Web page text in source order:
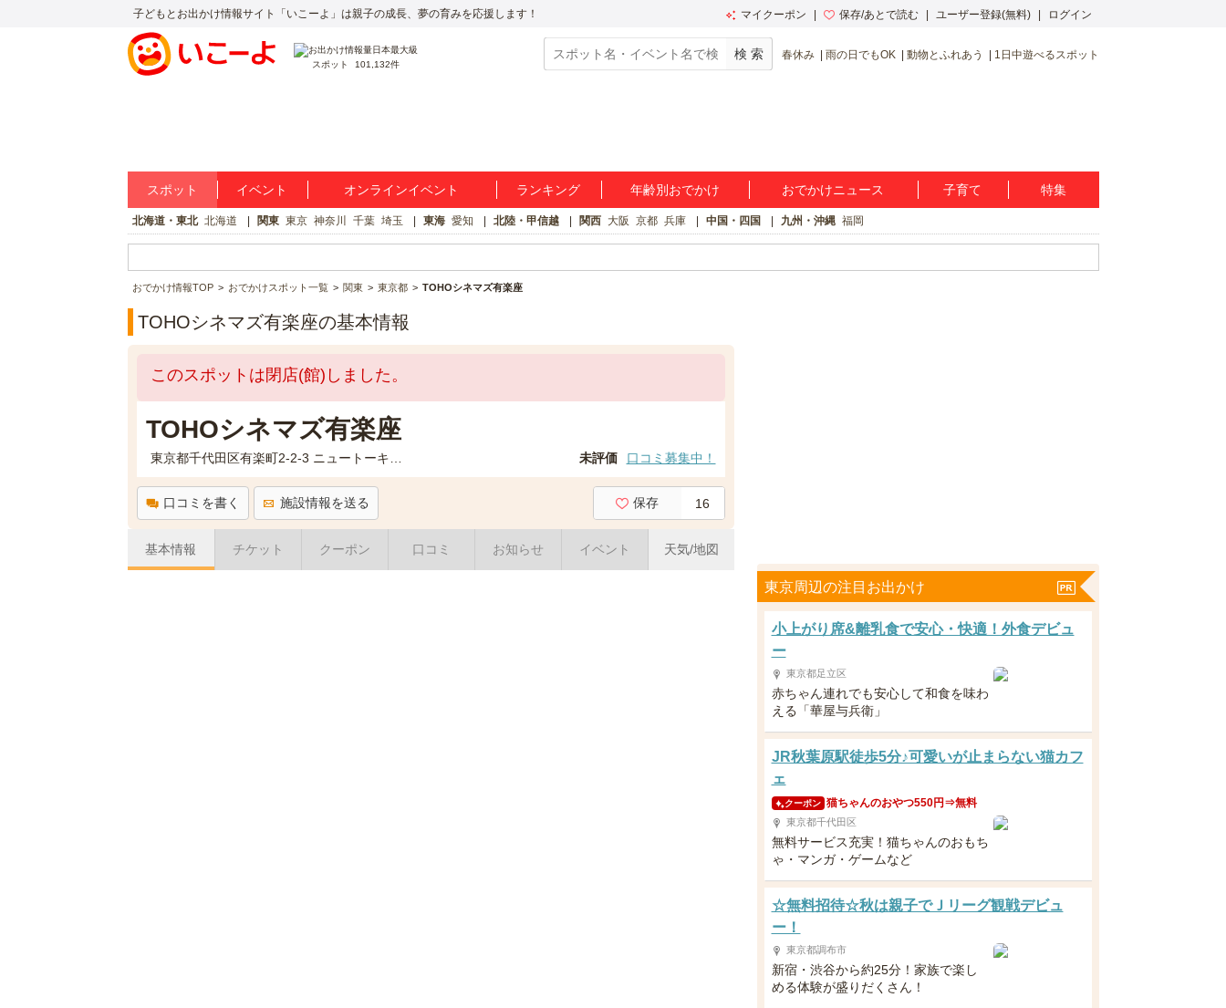
子どもとお出かけ情報サイト「いこーよ」は親子の成長、夢の育みを応援します！ マイクーポン 保存/あとで読む ユーザー登録(無料) ログイン
スポット 101,132件
春休み 雨の日でもOK 動物とふれあう 1日中遊べるスポット
スポット イベント オンラインイベント ランキング 年齢別おでかけ おでかけニュース 子育て 特集
北海道・東北 北海道 関東 東京 神奈川 千葉 埼玉 東海 愛知 北陸・甲信越 関西 大阪 京都 兵庫 中国・四国 九州・沖縄 福岡
おでかけ情報TOP おでかけスポット一覧 関東 東京都 TOHOシネマズ有楽座
TOHOシネマズ有楽座の基本情報
このスポットは閉店(館)しました。
TOHOシネマズ有楽座
未評価 口コミ募集中！
口コミを書く 施設情報を送る 保存 16
基本情報 チケット クーポン 口コミ お知らせ イベント 天気/地図
東京周辺の注目お出かけ
小上がり席&離乳食で安心・快適！外食デビュ
ー
東京都足立区
赤ちゃん連れでも安心して和食を味わ
える「華屋与兵衛」
JR秋葉原駅徒歩5分♪可愛いが止まらない猫カフ
ェ
クーポン 猫ちゃんのおやつ550円⇒無料
東京都千代田区
無料サービス充実！猫ちゃんのおもち
ゃ・マンガ・ゲームなど
☆無料招待☆秋は親子でＪリーグ観戦デビュ
ー！
東京都調布市
新宿・渋谷から約25分！家族で楽し
める体験が盛りだくさん！